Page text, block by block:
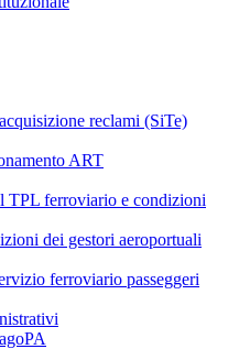
reclami (SiTe)
ART
TPL ferroviario e condizioni
dei gestori aeroportuali
ferroviario passeggeri